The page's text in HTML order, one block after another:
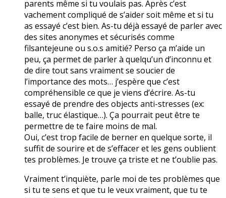
parents même si tu voulais pas. Après c’est
vachement compliqué de s’aider soit même et si tu
as essayé c’est bien. As-tu déjà essayé de parler avec
des sites anonymes et sécurisés comme
filsantejeune ou s.o.s amitié? Perso ça m’aide un
peu, ça permet de parler à quelqu’un d’inconnu et
de dire tout sans vraiment se soucier de
l’importance des mots… j’espère que c’est
compréhensible ce que je viens d’écrire. As-tu
essayé de prendre des objects anti-stresses (ex:
balle, truc élastique…). Ça pourrait peut être te
permettre de te faire moins de mal.
Oui, c’est trop facile de berner en quelque sorte, il
suffit de sourire et de s’effacer et les gens oublient
tes problèmes. Je trouve ça triste et ne t’oublie pas.
Vraiment t’inquiète, parle moi de tes problèmes que
si tu te sens et que tu le veux vraiment, que tu te